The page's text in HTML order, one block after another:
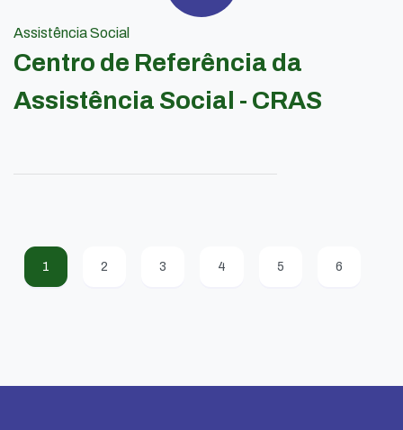
Assistência Social
Centro de Referência da
Assistência Social - CRAS
1 2 3 4 5 6